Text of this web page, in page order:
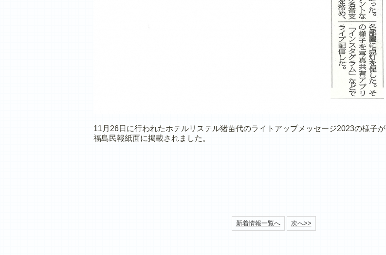
11月26日に行われたホテルリステル猪苗代のライトアップメッセージ2023の様子が
福島民報紙面に掲載されました。
新着情報一覧へ 次へ>>